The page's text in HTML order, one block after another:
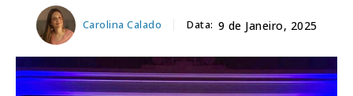
Carolina Calado Data: 9 de Janeiro, 2025